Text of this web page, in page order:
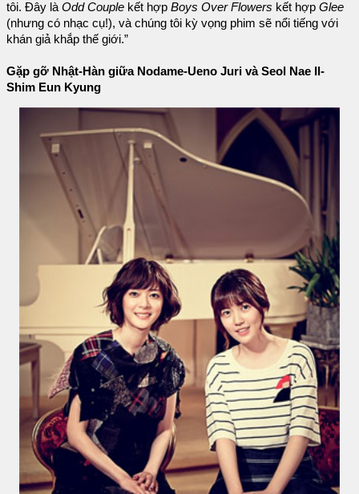
tôi. Đây làOdd Couple kết hợp Boys Over Flowers kết hợp Glee
(nhưng có nhạc cụ!), và chúng tôi kỳ vọng phim sẽ nổi tiếng với
khán giả khắp thế giới.”
Gặp gỡ Nhật-Hàn giữa Nodame-Ueno Juri và Seol Nae Il-
Shim Eun Kyung